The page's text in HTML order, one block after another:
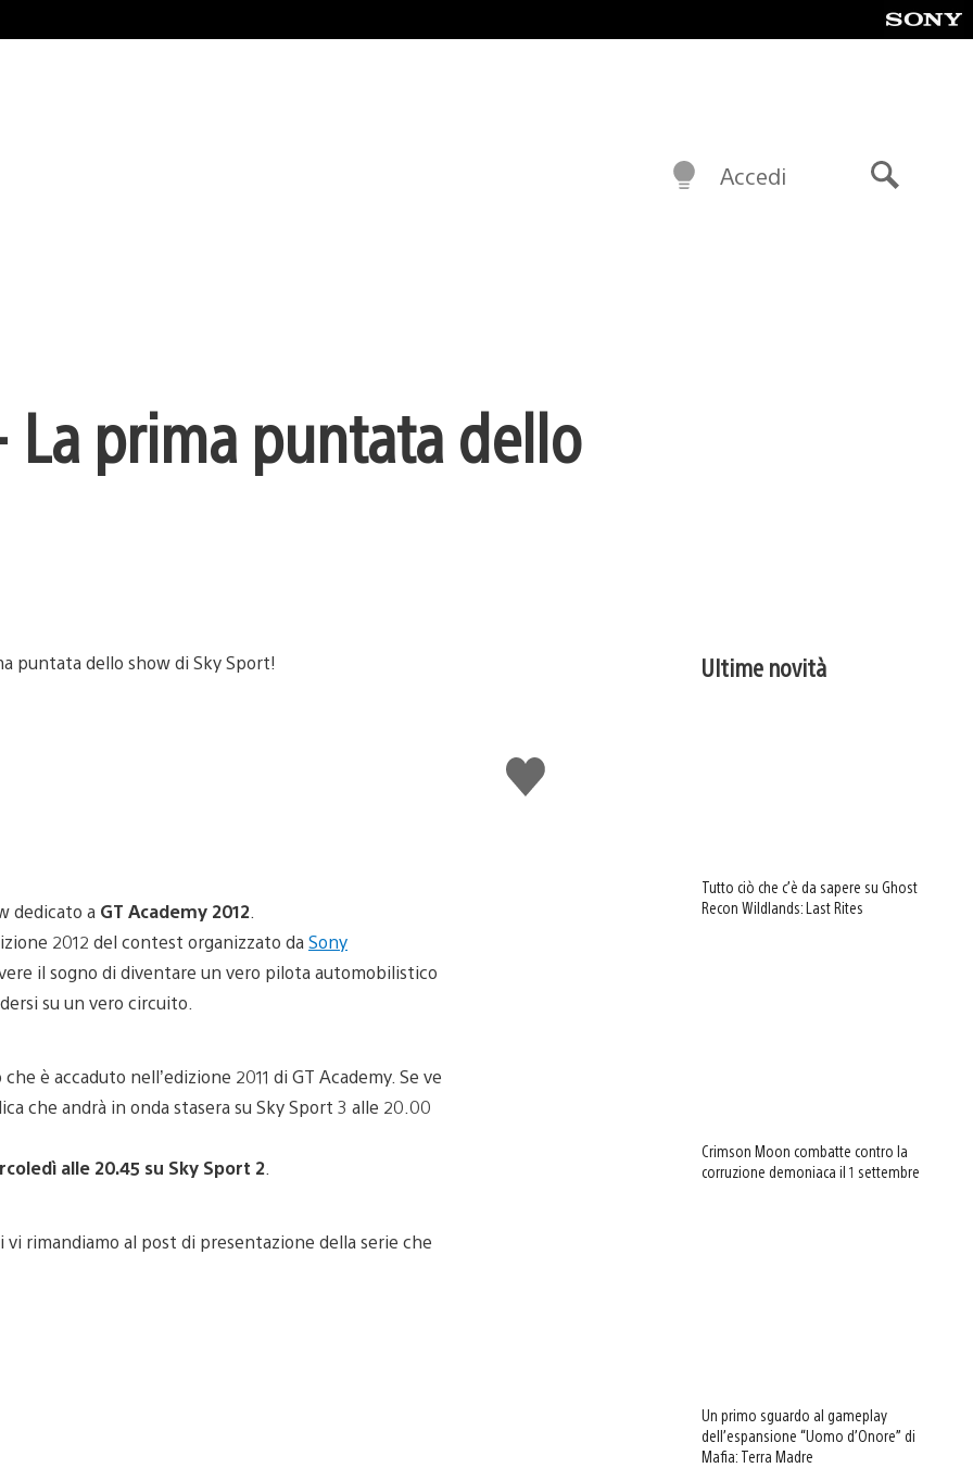
Accedi
La prima puntata dello
Mi
piace
dedicato a GT Academy 2012
2012 del contest organizzato da Sony
il sogno di diventare un vero pilota automobilistico
su un vero circuito.
è accaduto nell’edizione 2011 di GT Academy. Se ve
che andrà in onda stasera su Sky Sport 3 alle 20.00
alle 20.45 su Sky Sport 2
rimandiamo al post di presentazione della serie che
Ultime novità
Tutto ciò che c’è da sapere su Ghost
Recon Wildlands: Last Rites
Crimson Moon combatte contro la
corruzione demoniaca il 1 settembre
Un primo sguardo al gameplay
dell’espansione “Uomo d’Onore” di
Mafia: Terra Madre